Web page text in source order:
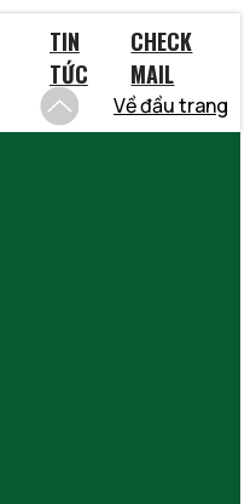
TIN
TỨC
CHECK
MAIL
Về đầu trang